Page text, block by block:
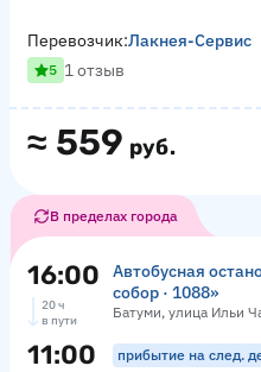
≈ 559 руб.
Перевозчик:Лакнея-Сервис
5 1 отзыв
В пределах города
16:00
Автобусная
собор · 1088»
Батуми, улица Ильи
20 ч
в пути
11:00 прибытие на след.